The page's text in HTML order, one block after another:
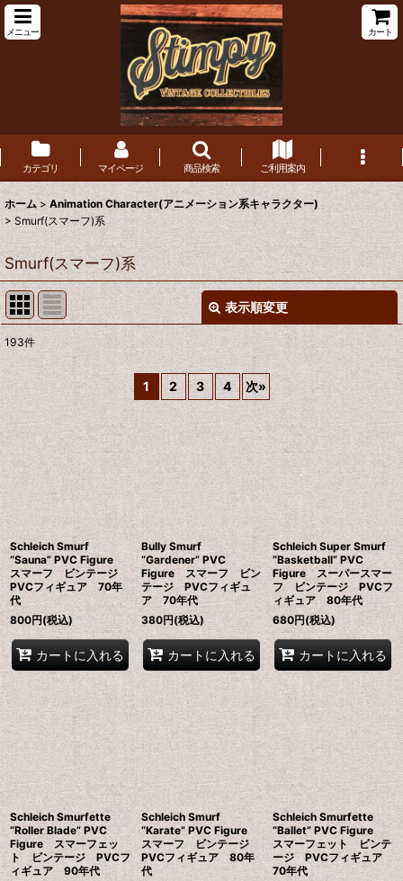
メニュー カート
カテゴリ マイページ 商品検索 ご利用案内
ホーム > Animation Character(アニメーション系キャラクター)
> Smurf(スマーフ)系
Smurf(スマーフ)系
表示順変更
表示数 :
在庫あり
並び順
絞り込む
193件
1 2 3 4 次»
Schleich Smurf
“Sauna” PVC Figure
スマーフ ビンテージ
PVCフィギュア 70年
代
800円(税込)
カートに入れる
Bully Smurf
“Gardener” PVC
Figure スマーフ ビン
テージ PVCフィギュ
ア 70年代
380円(税込)
カートに入れる
Schleich Super Smurf
“Basketball” PVC
Figure スーパースマー
フ ビンテージ PVCフ
ィギュア 80年代
680円(税込)
カートに入れる
Schleich Smurfette
“Roller Blade” PVC
Figure スマーフェッ
ト ビンテージ PVCフ
ィギュア 90年代
Schleich Smurf
“Karate” PVC Figure
スマーフ ビンテージ
PVCフィギュア 80年
代
Schleich Smurfette
“Ballet” PVC Figure
スマーフェット ビンテ
ージ PVCフィギュア
70年代